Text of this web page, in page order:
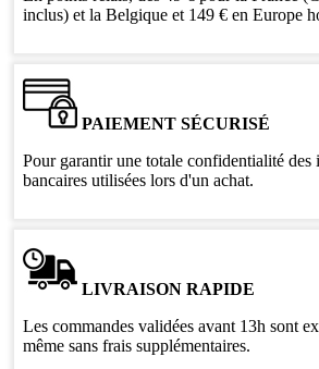
inclus) et la Belgique et 149 € en Europe
PAIEMENT SÉCURISÉ
Pour garantir une totale confidentialité des
bancaires utilisées lors d'un achat.
LIVRAISON RAPIDE
Les commandes validées avant 13h sont
même sans frais supplémentaires.